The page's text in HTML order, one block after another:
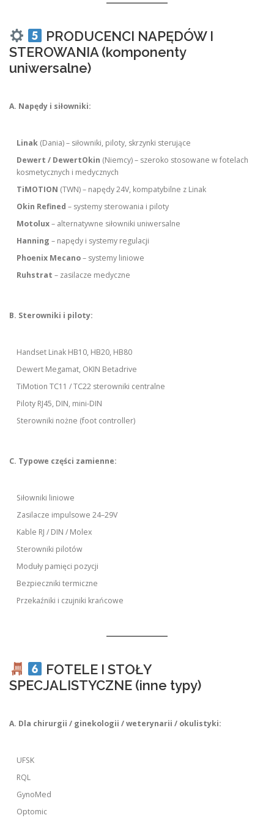
PRODUCENCI NAPĘDÓW I
STEROWANIA (komponenty
uniwersalne)
A. Napędy i siłowniki:
Linak (Dania) – siłowniki, piloty, skrzynki sterujące
Dewert / DewertOkin (Niemcy) – szeroko stosowane w fotelach
kosmetycznych i medycznych
TiMOTION (TWN) – napędy 24V, kompatybilne z Linak
Okin Refined – systemy sterowania i piloty
Motolux– alternatywne siłowniki uniwersalne
Hanning – napędy i systemy regulacji
Phoenix Mecano– systemy liniowe
Ruhstrat – zasilacze medyczne
B. Sterowniki i piloty:
Handset Linak HB10, HB20, HB80
Dewert Megamat, OKIN Betadrive
TiMotion TC11 / TC22 sterowniki centralne
Piloty RJ45, DIN, mini-DIN
Sterowniki nożne (foot controller)
C. Typowe części zamienne:
Siłowniki liniowe
Zasilacze impulsowe 24–29V
Kable RJ / DIN / Molex
Sterowniki pilotów
Moduły pamięci pozycji
Bezpieczniki termiczne
Przekaźniki i czujniki krańcowe
FOTELE I STOŁY
SPECJALISTYCZNE (inne typy)
A. Dla chirurgii / ginekologii / weterynarii / okulistyki:
UFSK
RQL
GynoMed
Optomic